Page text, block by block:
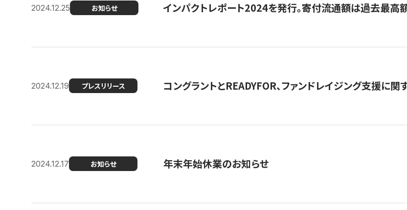
2024.12.25 お知らせ インパクトレポート2024を発行。寄付流通額は過去最高
2024.12.19 プレスリリース コングラントとREADYFOR、ファンドレイジング支援に
2024.12.17 お知らせ 年末年始休業のお知らせ